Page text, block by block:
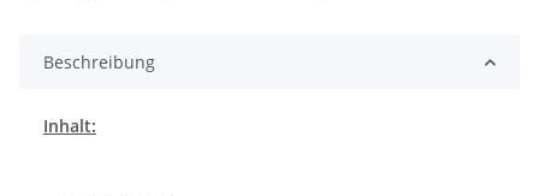
Beschreibung
Inhalt: